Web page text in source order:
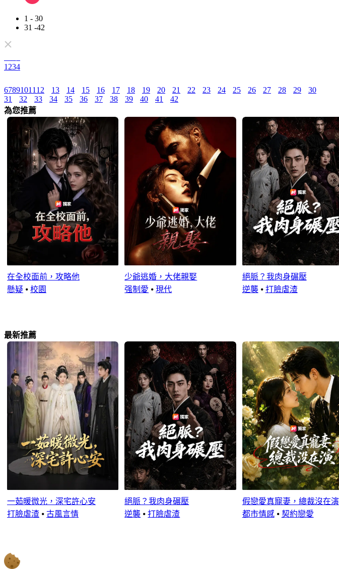
1 - 30
31 -42
1 234
67891011 12 13 14 15 16 17 18 19 20 21 22 23 24 25 26 27 28 29
30
31
32 33 34 35 36 37 38 39 40 41 42
為您推薦
在全校面前，攻略他
懸疑 ⦁ 校園
少爺逃婚，大佬親娶
强制愛 ⦁現代
絕脈？我肉身碾壓
逆襲⦁ 打臉虐渣
最新推薦
一茹暖微光，深宅許心安
打臉虐渣 ⦁ 古風言情
絕脈？我肉身碾壓
逆襲 ⦁打臉虐渣
假戀愛真寵妻，總裁沒在演
都市情感⦁ 契約戀愛